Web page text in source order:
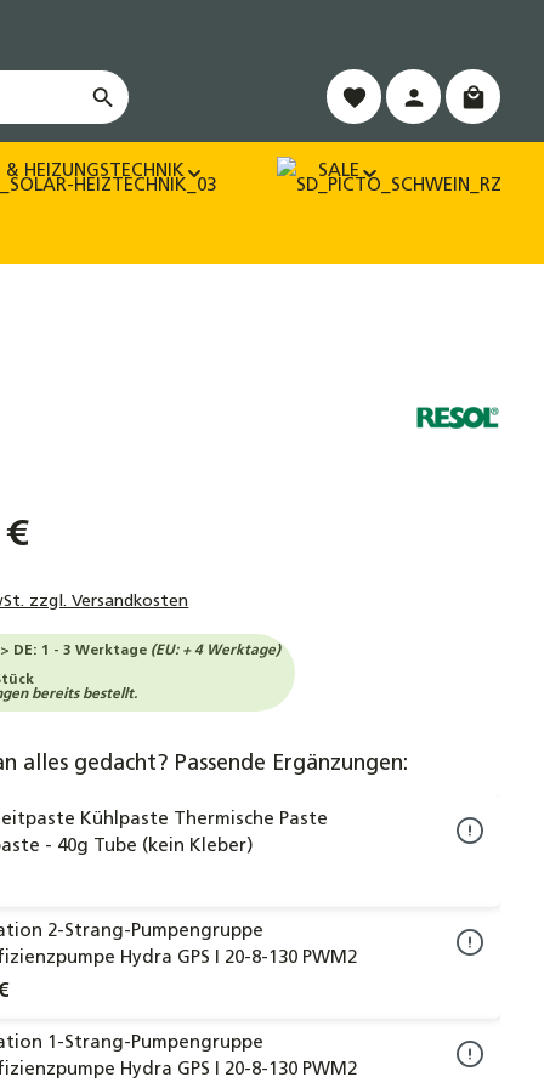
& HEIZUNGSTECHNIK SALE
€
zzgl. Versandkosten
DE: 1 - 3 Werktage (EU: + 4 Werktage)
bereits bestellt.
alles gedacht? Passende Ergänzungen:
Kühlpaste Thermische Paste
- 40g Tube (kein Kleber)
2-Strang-Pumpengruppe
Hydra GPS I 20-8-130 PWM2
1-Strang-Pumpengruppe
Hydra GPS I 20-8-130 PWM2